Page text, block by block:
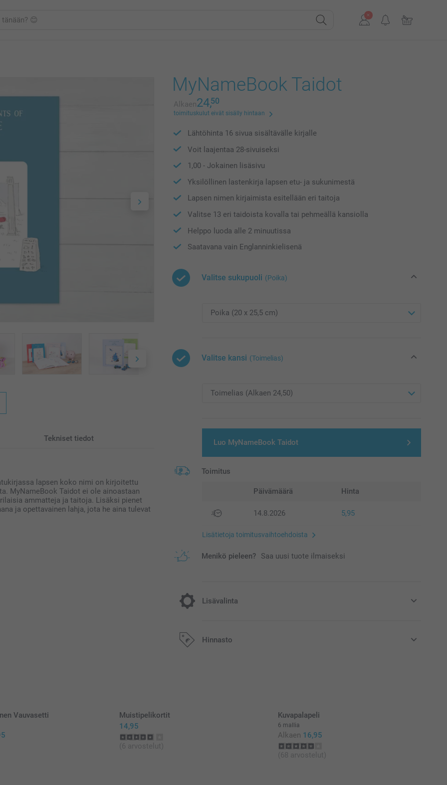
Tekniset tiedot
lapsen koko nimi on kirjoitettu
MyNameBook Taidot ei ole ainoastaan
​​ammatteja ja taitoja. Lisäksi pienet
ja opettavainen lahja, jota he aina tulevat
MyNameBook Taidot
Alkaen24,50
toimituskulut eivät sisälly hintaan
Lähtöhinta 16 sivua sisältävälle kirjalle
Voit laajentaa 28-sivuiseksi
1,00 - Jokainen lisäsivu
Yksilöllinen lastenkirja lapsen etu- ja sukunimestä
Lapsen nimen kirjaimista esitellään eri taitoja
Valitse 13 eri taidoista kovalla tai pehmeällä kansiolla
Helppo luoda alle 2 minuutissa
Saatavana vain Englanninkielisenä
Valitse sukupuoli (Poika)
Valitse kansi (Toimelias)
Luo MyNameBook Taidot
Toimitus
Päivämäärä Hinta
14.8.2026 5,95
Lisätietoja toimitusvaihtoehdoista
Menikö pieleen? Saa uusi tuote ilmaiseksi
Lisävalinta
Kovakantinen kirja säilyy muistona pidempään
Hinnasto
Vauvasetti
Muistipelikortit
14,95
(6 arvostelut)
Kuvapalapeli
6 mallia
Alkaen 16,95
(68 arvostelut)